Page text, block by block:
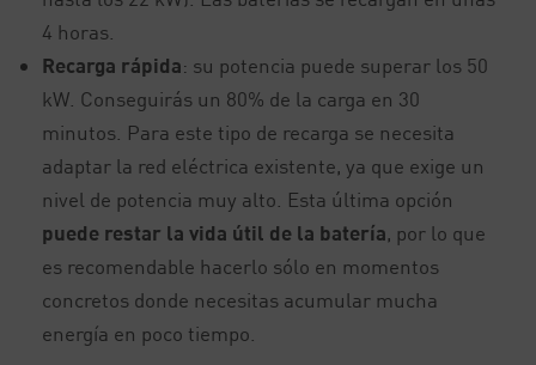
4 horas.
Recarga rápida: su potencia puede superar los 50
kW. Conseguirás un 80% de la carga en 30
minutos. Para este tipo de recarga se necesita
adaptar la red eléctrica existente, ya que exige un
nivel de potencia muy alto. Esta última opción
puede restar la vida útil de la batería, por lo que
es recomendable hacerlo sólo en momentos
concretos donde necesitas acumular mucha
energía en poco tiempo.